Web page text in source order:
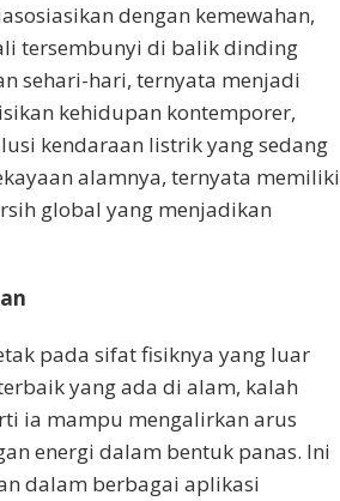
dengan kemewahan,
tersembunyi di balik dinding
sehari-hari, ternyata menjadi
kehidupan kontemporer,
kendaraan listrik yang sedang
alamnya, ternyata memiliki
global yang menjadikan
pada sifat fisiknya yang luar
yang ada di alam, kalah
ia mampu mengalirkan arus
energi dalam bentuk panas. Ini
dalam berbagai aplikasi